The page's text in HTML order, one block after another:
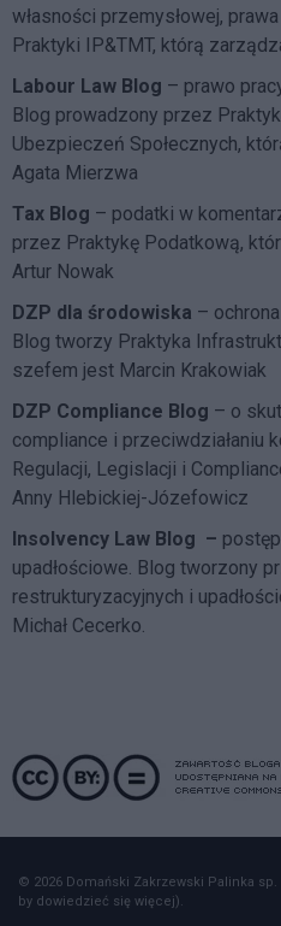
własności przemysłowej,
Praktyki IP&TMT, którą
Labour Law Blog – prawo
Blog prowadzony przez
Ubezpieczeń Społecznych,
Agata Mierzwa
Tax Blog – podatki w
przez Praktykę Podatkową,
Artur Nowak
DZP dla środowiska –
Blog tworzy Praktyka
szefem jest Marcin Krakowiak
DZP Compliance Blog – o
compliance i przeciwdziałaniu
Regulacji, Legislacji i
Anny Hlebickiej-Józefowicz
Insolvency Law Blog –
upadłościowe. Blog tworzony
restrukturyzacyjnych i
Michał Cecerko.
© 2026 Domański Zakrzewski Palinka
by dowiedzieć się więcej).